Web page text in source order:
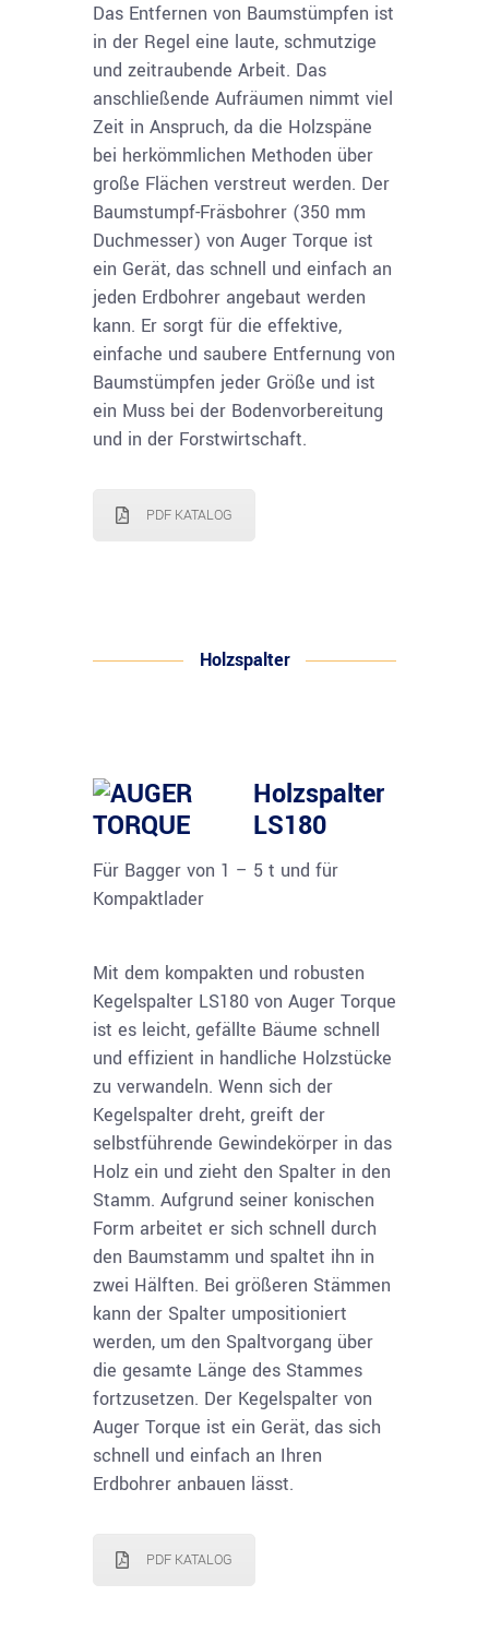
Das Entfernen von Baumstümpfen ist
in der Regel eine laute, schmutzige
und zeitraubende Arbeit. Das
anschließende Aufräumen nimmt viel
Zeit in Anspruch, da die Holzspäne
bei herkömmlichen Methoden über
große Flächen verstreut werden. Der
Baumstumpf-Fräsbohrer (350 mm
Duchmesser) von Auger Torque ist
ein Gerät, das schnell und einfach an
jeden Erdbohrer angebaut werden
kann. Er sorgt für die effektive,
einfache und saubere Entfernung von
Baumstümpfen jeder Größe und ist
ein Muss bei der Bodenvorbereitung
und in der Forstwirtschaft.
PDF KATALOG
Holzspalter
Holzspalter
LS180
Für Bagger von 1 – 5 t und für
Kompaktlader
Mit dem kompakten und robusten
Kegelspalter LS180 von Auger Torque
ist es leicht, gefällte Bäume schnell
und effizient in handliche Holzstücke
zu verwandeln. Wenn sich der
Kegelspalter dreht, greift der
selbstführende Gewindekörper in das
Holz ein und zieht den Spalter in den
Stamm. Aufgrund seiner konischen
Form arbeitet er sich schnell durch
den Baumstamm und spaltet ihn in
zwei Hälften. Bei größeren Stämmen
kann der Spalter umpositioniert
werden, um den Spaltvorgang über
die gesamte Länge des Stammes
fortzusetzen. Der Kegelspalter von
Auger Torque ist ein Gerät, das sich
schnell und einfach an Ihren
Erdbohrer anbauen lässt.
PDF KATALOG